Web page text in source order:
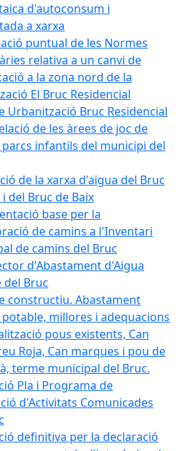
d'autoconsum i
a xarxa
puntual de les Normes
relativa a un canvi de
a la zona nord de la
El Bruc Residencial
Urbanització Bruc Residencial
de les àrees de joc de
infantils del municipi del
de la xarxa d'aigua del Bruc
del Bruc de Baix
base per la
de camins a l'Inventari
de camins del Bruc
d'Abastament d'Aigua
del Bruc
constructiu. Abastament
millores i adequacions
pous existents, Can
Roja, Can marques i pou de
terme municipal del Bruc.
Pla i Programa de
d'Activitats Comunicades
definitiva per la declaració